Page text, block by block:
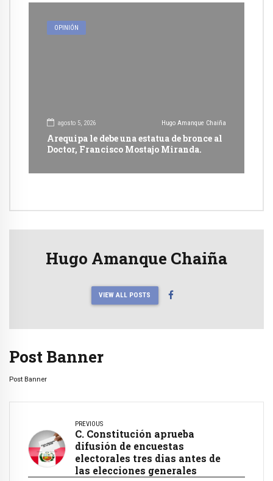
OPINIÓN
agosto 5, 2026 Hugo Amanque Chaiña
Arequipa le debe una estatua de bronce al
Doctor, Francisco Mostajo Miranda.
Hugo Amanque Chaiña
VIEW ALL POSTS
Post Banner
Post Banner
PREVIOUS
C. Constitución aprueba
difusión de encuestas
electorales tres dias antes de
las elecciones generales